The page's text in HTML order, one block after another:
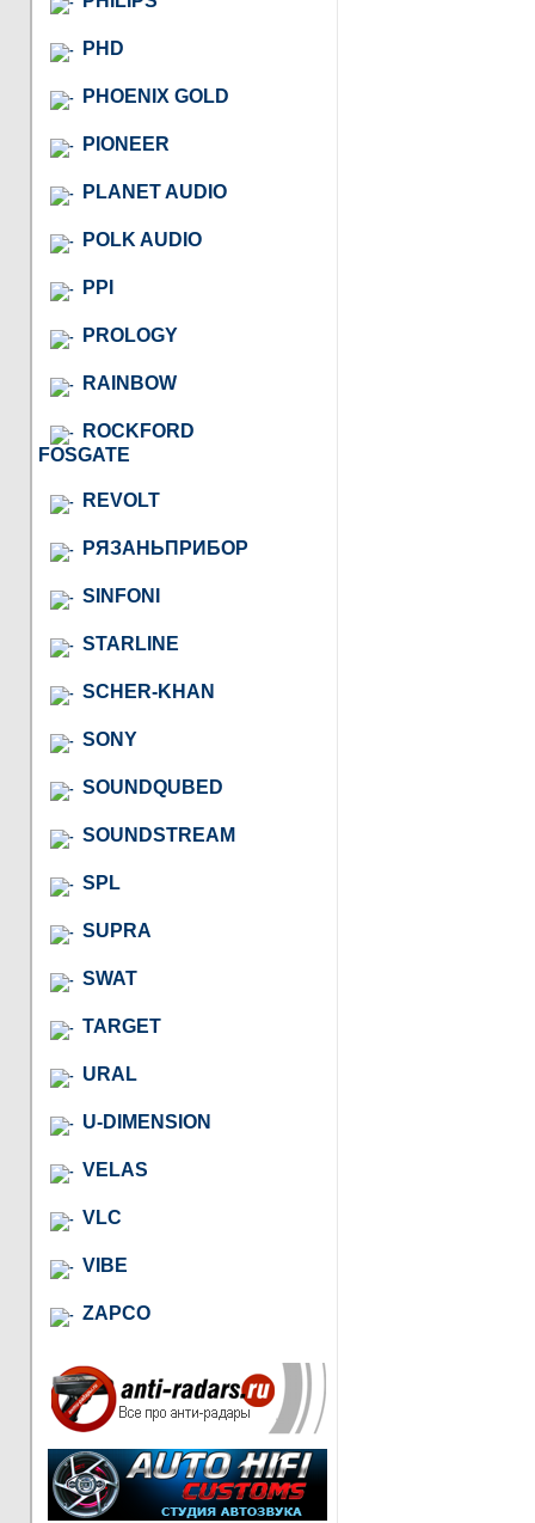
PHD
PHOENIX GOLD
PIONEER
PLANET AUDIO
POLK AUDIO
PPI
PROLOGY
RAINBOW
ROCKFORD
FOSGATE
REVOLT
РЯЗАНЬПРИБОР
SINFONI
STARLINE
SCHER-KHAN
SONY
SOUNDQUBED
SOUNDSTREAM
SPL
SUPRA
SWAT
TARGET
URAL
U-DIMENSION
VELAS
VLC
VIBE
ZAPCO